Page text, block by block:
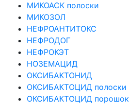
МИКОАСК полоски
МИКОЗОЛ
НЕФРОАНТИТОКС
НЕФРОДОГ
НЕФРОКЭТ
НОЗЕМАЦИД
ОКСИБАКТОНИД
ОКСИБАКТОЦИД полоски
ОКСИБАКТОЦИД порошок